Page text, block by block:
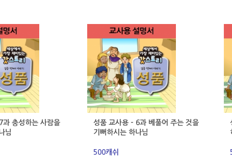
과 충성하는 사람을
님
성품 교사용 - 6과 베풀어 주는 것을
기뻐하시는 하나님
500캐쉬